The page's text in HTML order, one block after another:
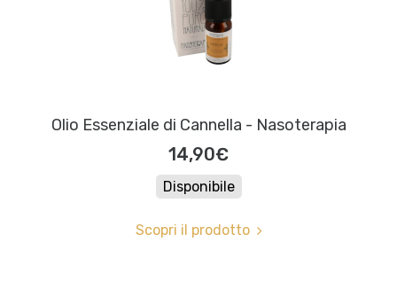
Olio Essenziale di Cannella - Nasoterapia
14,90€
Disponibile
Scopri il prodotto